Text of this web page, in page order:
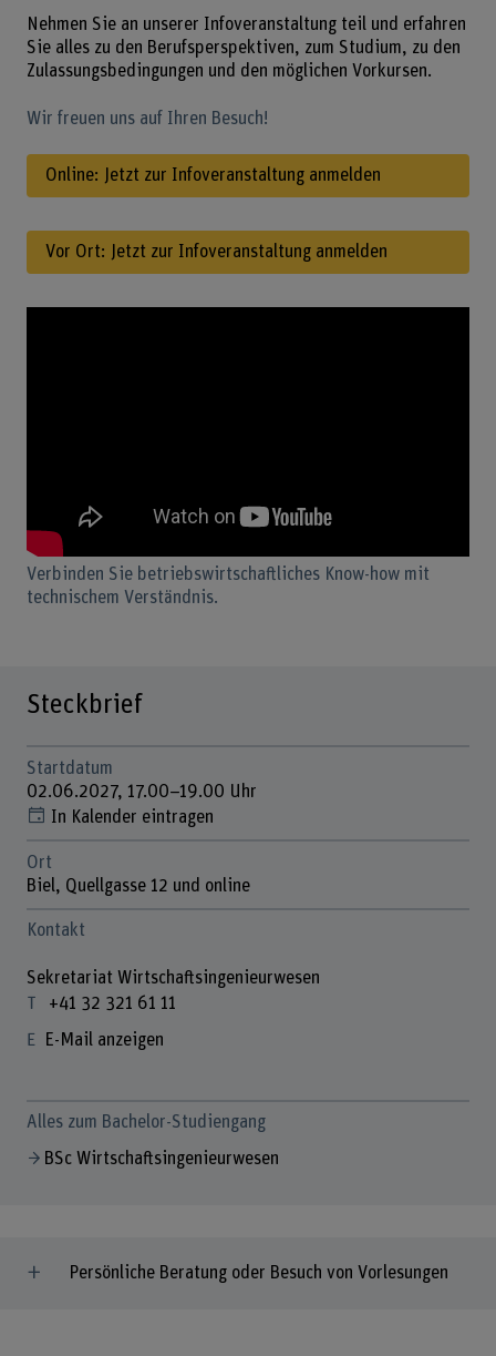
Nehmen Sie an unserer Infoveranstaltung teil und erfahren
Sie alles zu den Berufsperspektiven, zum Studium, zu den
Zulassungsbedingungen und den möglichen Vorkursen.
Wir freuen uns auf Ihren Besuch!
Online: Jetzt zur Infoveranstaltung anmelden
Vor Ort: Jetzt zur Infoveranstaltung anmelden
Verbinden Sie betriebswirtschaftliches Know-how mit
technischem Verständnis.
Steckbrief
Startdatum
02.06.2027, 17.00–19.00 Uhr
In Kalender eintragen
Ort
Biel, Quellgasse 12 und online
Kontakt
Sekretariat Wirtschaftsingenieurwesen
+41 32 321 61 11
E-Mail anzeigen
Alles zum Bachelor-Studiengang
BSc Wirtschaftsingenieurwesen
Persönliche Beratung oder Besuch von Vorlesungen